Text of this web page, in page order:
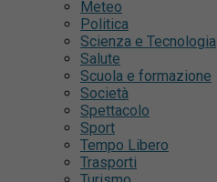
Meteo
Politica
Scienza e Tecnologia
Salute
Scuola e formazione
Società
Spettacolo
Sport
Tempo Libero
Trasporti